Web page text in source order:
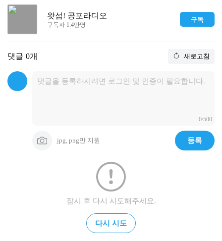
다루고 있으므로 재미로 감상해주세요
사연 보내실 곳 / 커뮤니티
http://cafe.naver.com/coolseob
coolseob@gmail.com
공포라디오 유튜브
https://www.youtube.com/user/coolseob
카카오TV
http://tv.kakao.com/channel/2683978
왓섭! 공포라디오
구독자 1.4만명
구독
댓글 0개 새로고침
0/500
jpg, png만 지원 등록
잠시 후 다시 시도해주세요.
다시 시도